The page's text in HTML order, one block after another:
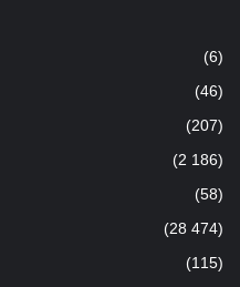
(6)
(46)
(207)
(2 186)
(58)
(28 474)
(115)